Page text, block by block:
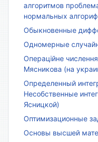
алгоритмов
нормальных
Обыкновенные
Одномерные
Операційне
Мясникова (на
Определенный
Несобственные
Ясницкой)
Оптимизационные
Основы высшей